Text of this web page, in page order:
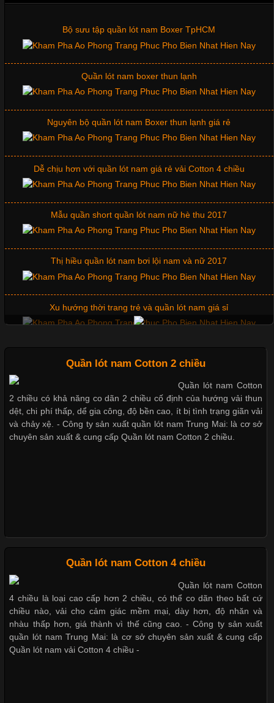
Áo thun là một trong những trang phục phổ biến nhất hiện nay
nhờ tính tiện dụng, dễ phối đồ và phù hợp với nhiều đối tượng.
quan trọng tạo nên phong cách riêng cho từng sản phẩm. Mỗi
loại cổ áo sẽ mang đến một vẻ đẹp khác
Những Mẫu Áo Thun Đồng Phục Công Ty Được Ưa
Chuộng Hiện Nay
Cập nhật 2026-06-01 14:23:34
Trong môi trường kinh doanh hiện đại, việc xây dựng hình ảnh
chuyên nghiệp đóng vai trò quan trọng đối với sự phát triển của
doanh nghiệp. Một trong những giải pháp hiệu quả được nhiều
đơn vị lựa chọn hiện nay là sử dụng áo thun đồng phục công ty.
Không chỉ giúp tạo sự đồng bộ, áo thun
Chất Liệu Lycra Có Gì Đặc Biệt Trong Ngành Thời Trang?
Cập nhật 2026-05-27 17:03:46
Vải Lycra Là Gì? Chất Liệu Co Giãn Được Ưa Chuộng Trong
Chất Liệu Bamboo Xu Hướng Mới Trong Ngành Thời Trang
Cập nhật 2026-05-21 14:59:25
Trong những năm gần đây, vải Bamboo đang trở thành một
trong những chất liệu được yêu thích trong ngành thời trang
nhờ đặc tính mềm mại, thoáng khí và thân thiện với môi trường.
Không chỉ được ứng dụng trong quần áo thường ngày, loại vải
Bộ sưu tập quần lót nam Boxer TpHCM
Quần lót nam boxer thun lạnh
Nguyên bộ quần lót nam Boxer thun lạnh giá rẻ
Dễ chịu hơn với quần lót nam giá rẻ vải Cotton 4 chiều
Mẫu quần short quần lót nam nữ hè thu 2017
Thị hiều quần lót nam bơi lội nam và nữ 2017
Xu hướng thời trang trẻ và quần lót nam giá sỉ
Mẫu quần lót nam giá rẻ sốt hè 2017
Quần lót nam boxer thun lạnh
Nguyên bộ quần lót nam Boxer thun lạnh giá rẻ
Dễ chịu hơn với quần lót nam giá rẻ vải Cotton 4 chiều
Quần lót nam Cotton 2 chiều
Quần lót nam Cotton
2 chiều có khả năng co dãn 2 chiều cố định của hướng vải thun
dệt, chi phí thấp, dể gia công, độ bền cao, ít bị tình trạng giãn vải
và chảy xệ. - Công ty sản xuất quần lót nam Trung Mai: là cơ sở
chuyên sản xuất & cung cấp Quần lót nam Cotton 2 chiều.
Quần lót nam Cotton 4 chiều
Quần lót nam Cotton
4 chiều là loại cao cấp hơn 2 chiều, có thể co dãn theo bất cứ
chiều nào, vải cho cảm giác mềm mại, dày hơn, độ nhăn và
nhàu thấp hơn, giá thành vì thế cũng cao. - Công ty sản xuất
quần lót nam Trung Mai: là cơ sở chuyên sản xuất & cung cấp
Quần lót nam vải Cotton 4 chiều -